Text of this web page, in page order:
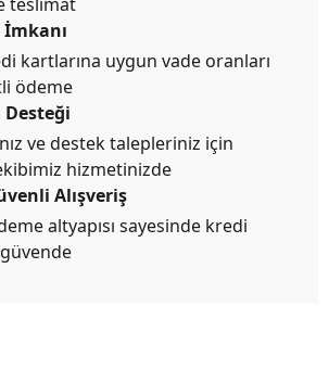
kartlarına uygun vade oranları
ödeme
ve destek talepleriniz için
hizmetinizde
Alışveriş
altyapısı sayesinde kredi
güvende